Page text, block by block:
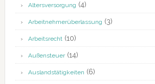
Altersversorgung (4)
Arbeitnehmerüberlassung (3)
Arbeitsrecht(10)
Außensteuer(14)
Auslandstätigkeiten (6)